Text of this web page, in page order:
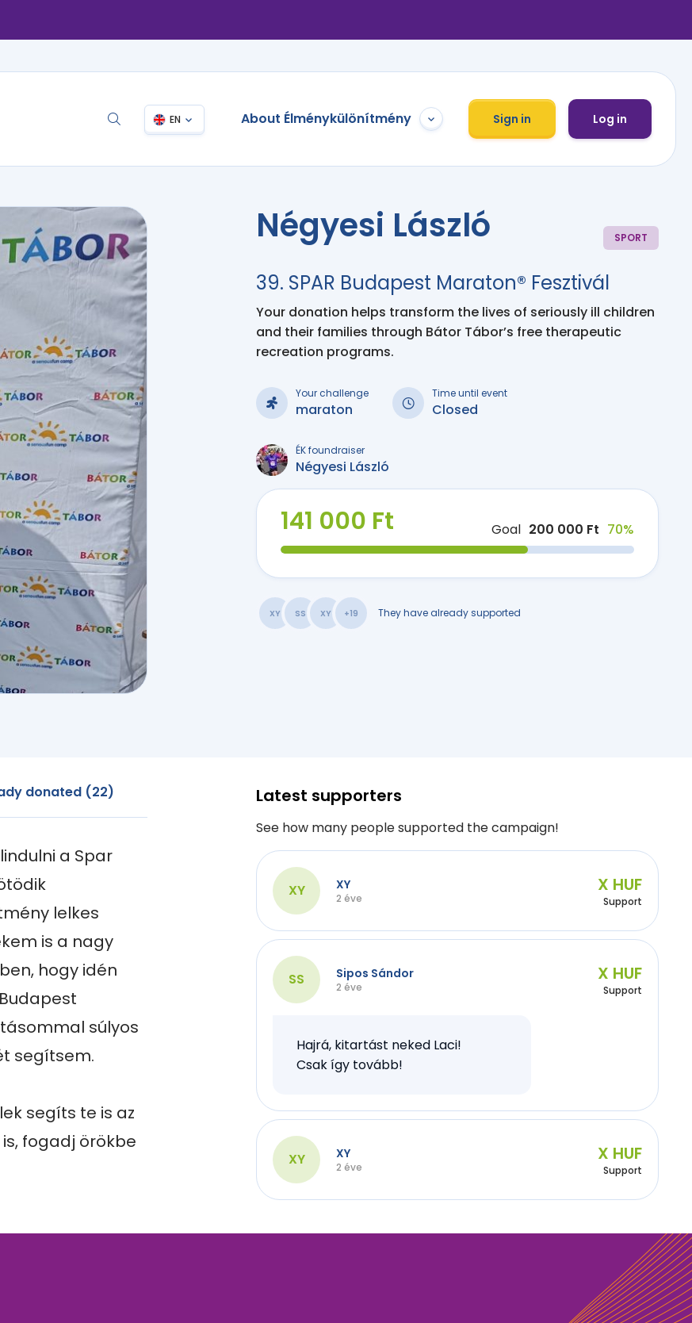
EN About Élménykülönítmény Sign in Log in
Négyesi László SPORT
39. SPAR Budapest Maraton® Fesztivál
Your donation helps transform the lives of seriously ill children
and their families through Bátor Tábor’s free therapeutic
recreation programs.
Your challenge
maraton
Time until event
Closed
ÉK foundraiser
Négyesi László
141 000 Ft Goal 200 000 Ft 70%
XY SS XY +19 They have already supported
donated (22)
a Spar
lelkes
is a nagy
hogy idén
súlyos
segítsem.
segíts te is az
fogadj örökbe
Latest supporters
See how many people supported the campaign!
XY XY
2 éve
X HUF
Support
SS Sipos Sándor
2 éve
X HUF
Support
Hajrá, kitartást neked Laci!
Csak így tovább!
XY XY
2 éve
X HUF
Support